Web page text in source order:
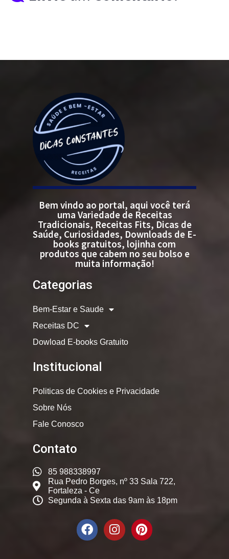
Bem vindo ao portal, aqui você terá
uma Variedade de Receitas
Tradicionais, Receitas Fits, Dicas de
Saúde, Curiosidades, Downloads de E-
books gratuitos, lojinha com
produtos que cabem no seu bolso e
muita informação!
Categorias
Bem-Estar e Saude
Receitas DC
Dowload E-books Gratuito
Institucional
Politicas de Cookies e Privacidade
Sobre Nós
Fale Conosco
Contato
85 988338997
Rua Pedro Borges, nº 33 Sala 722,
Fortaleza - Ce
Segunda à Sexta das 9am às 18pm